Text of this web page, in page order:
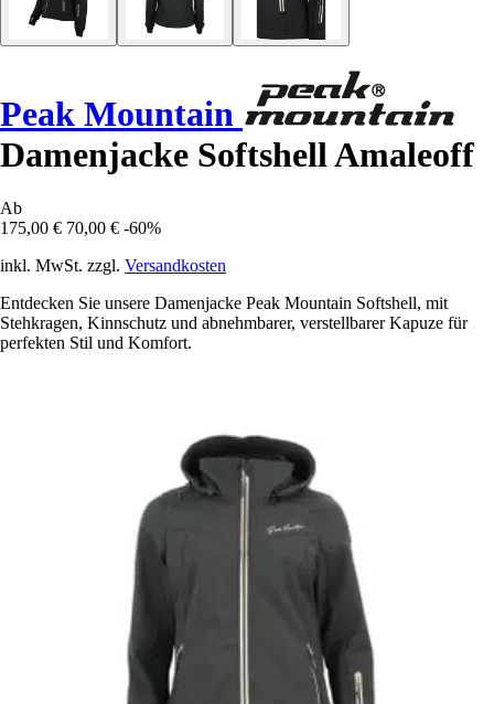
Peak Mountain
Damenjacke Softshell Amaleoff
Ab
175,00 € 70,00 € -60%
inkl. MwSt. zzgl. Versandkosten
Entdecken Sie unsere Damenjacke Peak Mountain Softshell, mit
Stehkragen, Kinnschutz und abnehmbarer, verstellbarer Kapuze für
perfekten Stil und Komfort.